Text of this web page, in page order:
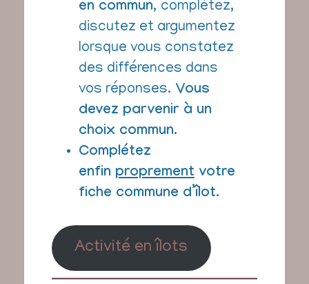
en commun, complétez,
discutez et argumentez
lorsque vous constatez
des différences dans
vos réponses. Vous
devez parvenir à un
choix commun.
Complétez
enfin proprementvotre
fiche commune d’îlot.
Activité en îlots